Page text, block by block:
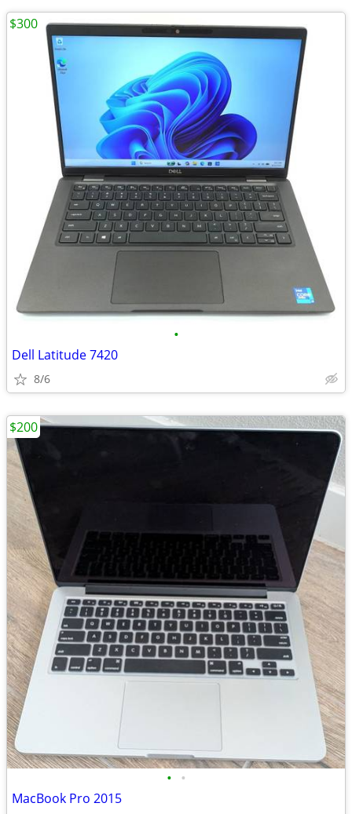
•
Dell Latitude 7420
8/6
$300
• •
MacBook Pro 2015
$200